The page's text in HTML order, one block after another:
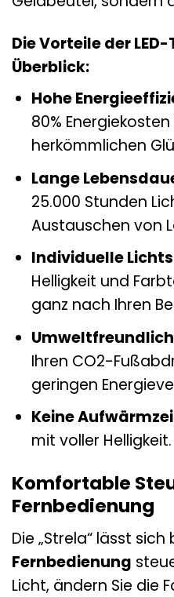
Die Vorteile der
Überblick:
Hohe
80%
herkömmlichen
Lange
25.000 Stunden
Austauschen von
Individuelle
Helligkeit und
ganz nach Ihren
Ihren CO2-
geringen
Keine
mit voller Helligkeit.
Komfortable
Fernbedienung
Die „Strela“ lässt
Fernbedienung
Licht, ändern Sie die